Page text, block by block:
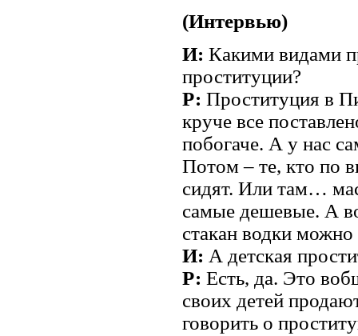
(Интервью)
И: Какими видами
проституции?
Р: Проституция в
круче все
побогаче. А у нас
Потом – те, кто по
сидят. Или там…
самые дешевые. А
стакан водки
И: А детская
Р: Есть, да. Это
своих детей
говорить о